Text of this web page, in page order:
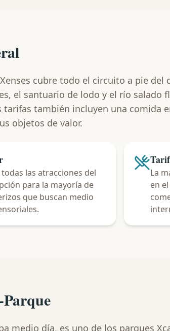
cubre todo el circuito a pie
el santuario de lodo y el río
tarifas también incluyen una comida
objetos de valor.
las atracciones del
para la mayoría de
que buscan medio
La
en
medio día, es uno de los parques